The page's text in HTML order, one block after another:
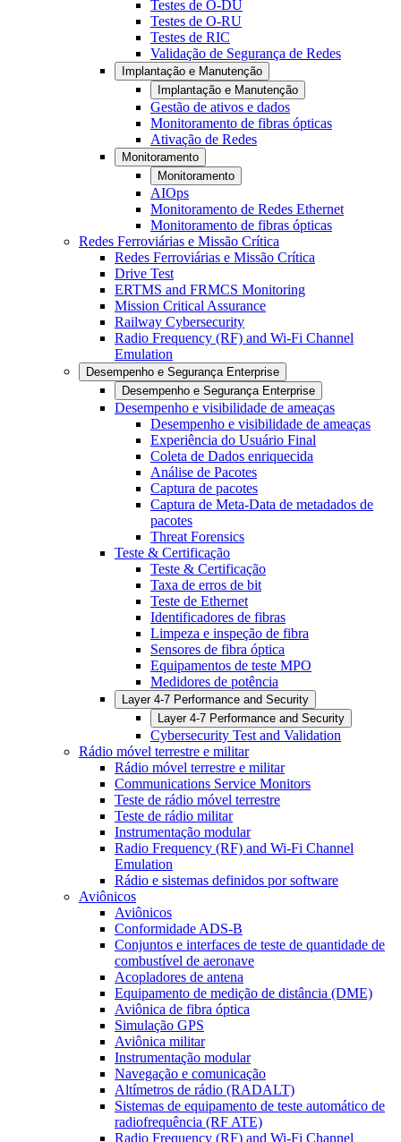
Testes de O-DU
Testes de O-RU
Testes de RIC
Validação de Segurança de Redes
Implantação e Manutenção
Implantação e Manutenção
Gestão de ativos e dados
Monitoramento de fibras ópticas
Ativação de Redes
Monitoramento
Monitoramento
AIOps
Monitoramento de Redes Ethernet
Monitoramento de fibras ópticas
Redes Ferroviárias e Missão Crítica
Redes Ferroviárias e Missão Crítica
Drive Test
ERTMS and FRMCS Monitoring
Mission Critical Assurance
Railway Cybersecurity
Radio Frequency (RF) and Wi-Fi Channel
Emulation
Desempenho e Segurança Enterprise
Desempenho e Segurança Enterprise
Desempenho e visibilidade de ameaças
Desempenho e visibilidade de ameaças
Experiência do Usuário Final
Coleta de Dados enriquecida
Análise de Pacotes
Captura de pacotes
Captura de Meta-Data de metadados de
pacotes
Threat Forensics
Teste & Certificação
Teste & Certificação
Taxa de erros de bit
Teste de Ethernet
Identificadores de fibras
Limpeza e inspeção de fibra
Sensores de fibra óptica
Equipamentos de teste MPO
Medidores de potência
Layer 4-7 Performance and Security
Layer 4-7 Performance and Security
Cybersecurity Test and Validation
Rádio móvel terrestre e militar
Rádio móvel terrestre e militar
Communications Service Monitors
Teste de rádio móvel terrestre
Teste de rádio militar
Instrumentação modular
Radio Frequency (RF) and Wi-Fi Channel
Emulation
Rádio e sistemas definidos por software
Aviônicos
Aviônicos
Conformidade ADS-B
Conjuntos e interfaces de teste de quantidade de
combustível de aeronave
Acopladores de antena
Equipamento de medição de distância (DME)
Aviônica de fibra óptica
Simulação GPS
Aviônica militar
Instrumentação modular
Navegação e comunicação
Altímetros de rádio (RADALT)
Sistemas de equipamento de teste automático de
radiofrequência (RF ATE)
Radio Frequency (RF) and Wi-Fi Channel